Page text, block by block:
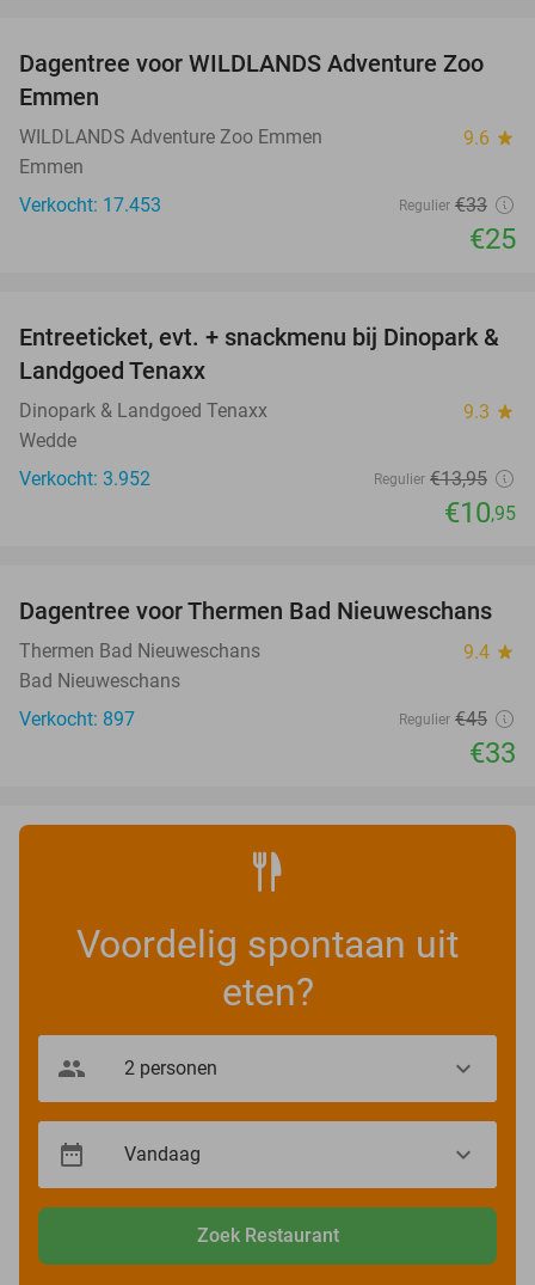
24%
Dagentree voor WILDLANDS Adventure Zoo
Emmen
WILDLANDS Adventure Zoo Emmen 9.6 star
Emmen
Verkocht: 17.453
Regulier €33
€25
22%
Entreeticket, evt. + snackmenu bij Dinopark &
Landgoed Tenaxx
Dinopark & Landgoed Tenaxx 9.3 star
Wedde
Verkocht: 3.952
Regulier €13,95
€10,95
27%
Dagentree voor Thermen Bad Nieuweschans
Thermen Bad Nieuweschans 9.4 star
Bad Nieuweschans
Verkocht: 897
Regulier €45
€33
Voordelig spontaan uit
eten?
Zoek Restaurant